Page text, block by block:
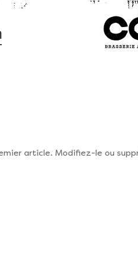
article. Modifiez-le ou